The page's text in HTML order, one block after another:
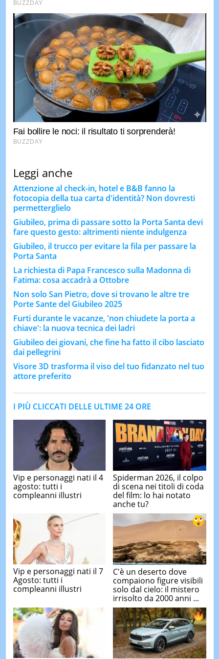
Leggi anche
Attenzione al check-in, hotel e B&B fanno la
fotocopia della tua carta d'identità? Non dovresti
permetterglielo
Giubileo, prima di passare sotto la Porta Santa devi
fare questo gesto: altrimenti niente indulgenza
Giubileo, il trucco per evitare la fila per passare la
Porta Santa
La richiesta di Papa Francesco sulla Madonna di
Fatima: cosa accadrà a Ottobre
Non solo San Pietro, dove si trovano le altre tre
Porte Sante del Giubileo 2025
Furti durante le vacanze, 'non chiudete la porta a
chiave': la nuova tecnica dei ladri
Giubileo dei giovani, che fine ha fatto il cibo lasciato
dai pellegrini
Visore 3D trasforma il viso del tuo fidanzato nel tuo
attore preferito
I PIÙ CLICCATI DELLE ULTIME 24 ORE
Vip e personaggi nati il 4
agosto: tutti i
compleanni illustri
Spiderman 2026, il colpo
di scena nei titoli di coda
del film: lo hai notato
anche tu?
Vip e personaggi nati il 7
Agosto: tutti i
compleanni illustri
C'è un deserto dove
compaiono figure visibili
solo dal cielo: il mistero
irrisolto da 2000 anni ...